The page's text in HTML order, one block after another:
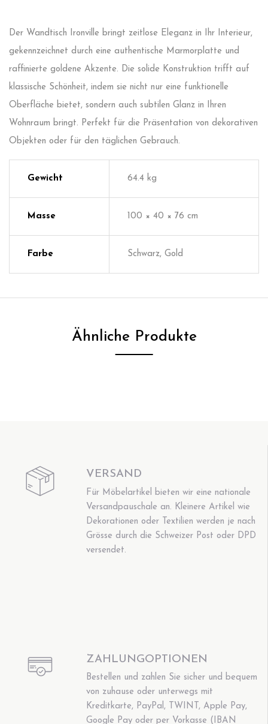
Der Wandtisch Ironville bringt zeitlose Eleganz in Ihr Interieur,
gekennzeichnet durch eine authentische Marmorplatte und
raffinierte goldene Akzente. Die solide Konstruktion trifft auf
klassische Schönheit, indem sie nicht nur eine funktionelle
Oberfläche bietet, sondern auch subtilen Glanz in Ihren
Wohnraum bringt. Perfekt für die Präsentation von dekorativen
Objekten oder für den täglichen Gebrauch.
Gewicht 64.4 kg
Masse 100 × 40 × 76 cm
Farbe Schwarz, Gold
Ähnliche Produkte
VERSAND
Für Möbelartikel bieten wir eine nationale
Versandpauschale an. Kleinere Artikel wie
Dekorationen oder Textilien werden je nach
Grösse durch die Schweizer Post oder DPD
versendet.
ZAHLUNGOPTIONEN
Bestellen und zahlen Sie sicher und bequem
von zuhause oder unterwegs mit
Kreditkarte, PayPal, TWINT, Apple Pay,
Google Pay oder per Vorkasse (IBAN